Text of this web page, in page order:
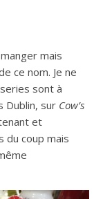
mais
ce nom. Je ne
sont à
Dublin, sur Cow’s
et
du coup mais